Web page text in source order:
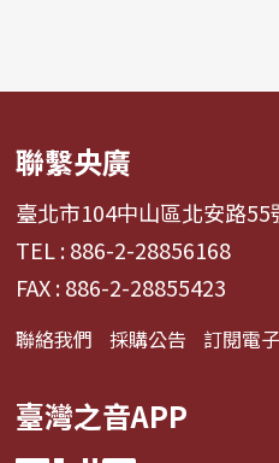
聯繫央廣
臺北市104中山區北安路55
TEL : 886-2-28856168
FAX : 886-2-28855423
聯絡我們 採購公告 訂閱電
臺灣之音APP